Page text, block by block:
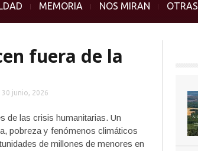
MEMORIA NOS MIRAN OTRAS
fuera de la
30 junio, 2026
de las crisis humanitarias. Un
pobreza y fenómenos climáticos
de millones de menores en